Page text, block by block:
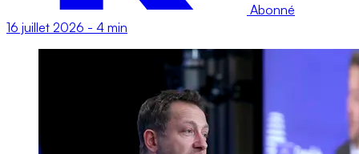
Abonné
16 juillet 2026 - 4 min